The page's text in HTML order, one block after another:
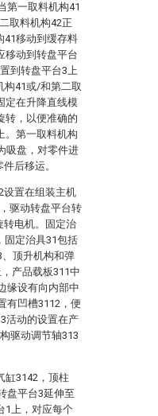
第一取料机构41
取料机构42正
41移动到缓存料
移动到转盘平台
到转盘平台3上
构41或/和第二取
定在升降直线模
转，以便准确的
。第一取料机构
吸盘，对零件进
后移运。
设置在组装主机
驱动转盘平台转
转电机。固定治
固定治具31包括
顶升机构和弹
产品载板311中
缘设有向内部中
有凹槽3112，便
活动的设置在产
驱动调节轴313
缸3142，顶柱
盘平台3延伸至
1上，对应每个